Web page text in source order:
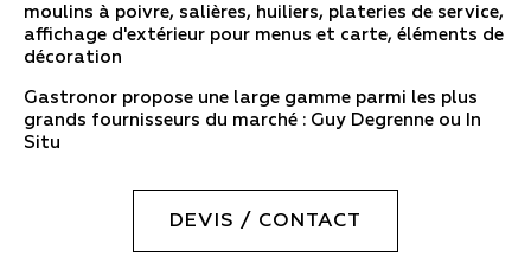
moulins à poivre, salières, huiliers, plateries de service,
affichage d'extérieur pour menus et carte, éléments de
décoration
Gastronor propose une large gamme parmi les plus
grands fournisseurs du marché : Guy Degrenne ou In
Situ
DEVIS / CONTACT